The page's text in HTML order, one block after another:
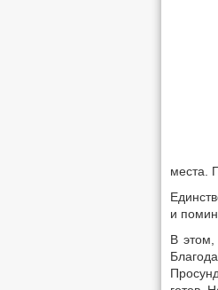
места.
и
В этом,